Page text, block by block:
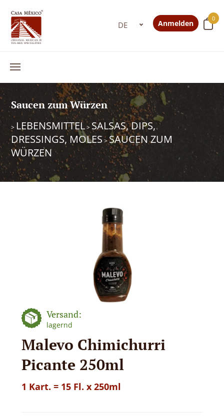
0
Anmelden
Saucen zum Würzen
> LEBENSMITTEL> SALSAS, DIPS,
DRESSINGS, MOLES >SAUCEN ZUM
WÜRZEN
Versand:
lagernd
Malevo Chimichurri
Picante 250ml
1 Kart. = 15 Fl. x 250ml